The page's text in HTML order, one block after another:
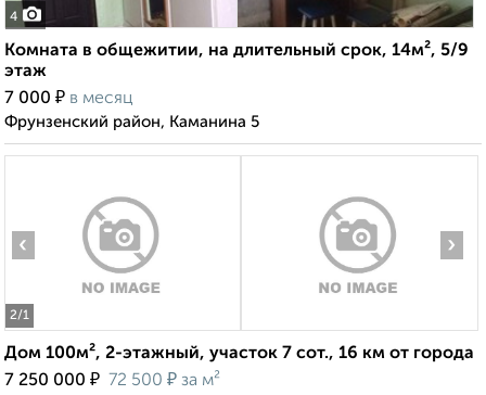
4
Комната в общежитии, на длительный срок, 14м², 5/9
этаж
7 000 ₽ в месяц
Фрунзенский район, Каманина 5
2/1
‹ ›
Дом 100м², 2-этажный, участок 7 сот., 16 км от города
7 250 000 ₽ 72 500 ₽ за м²